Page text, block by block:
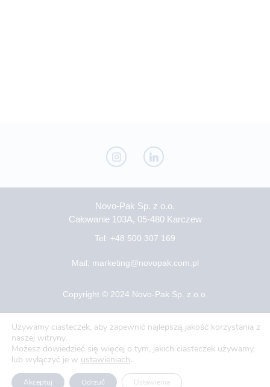
Novo-Pak Sp. z o.o.
Całowanie 103A, 05-480 Karczew
Tel: +48 500 307 169
Mail: marketing@novopak.com.pl
Copyright © 2024 Novo-Pak Sp. z.o.o.
Używamy ciasteczek, aby zapewnić najlepszą jakość korzystania z
naszej witryny.
Możesz dowiedzieć się więcej o tym, jakich ciasteczek używamy,
lub wyłączyć je w ustawieniach.
Akceptuj Odrzuć Ustawienia